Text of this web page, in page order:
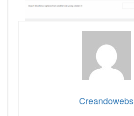
Creandowebs